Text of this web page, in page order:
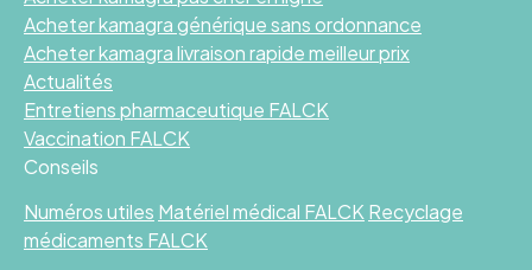
Acheter kamagra générique sans ordonnance
Acheter kamagra livraison rapide meilleur prix
Actualités
Entretiens pharmaceutique FALCK
Vaccination FALCK
Conseils
Numéros utiles Matériel médical FALCK Recyclage
médicaments FALCK